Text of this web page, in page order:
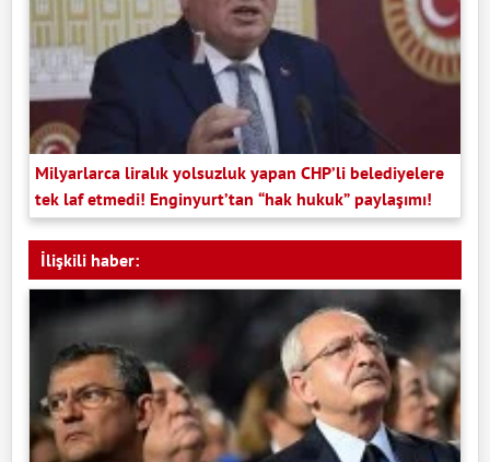
Milyarlarca liralık yolsuzluk yapan CHP’li belediyelere
tek laf etmedi! Enginyurt’tan “hak hukuk” paylaşımı!
İlişkili haber: